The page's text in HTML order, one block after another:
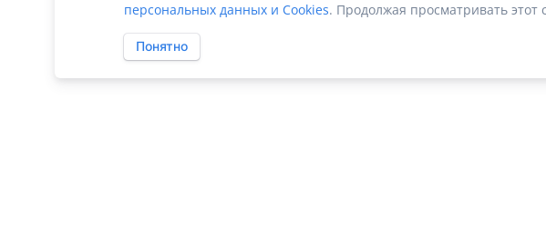
персональных данных и Cookies. Продолжая просматривать этот
Понятно